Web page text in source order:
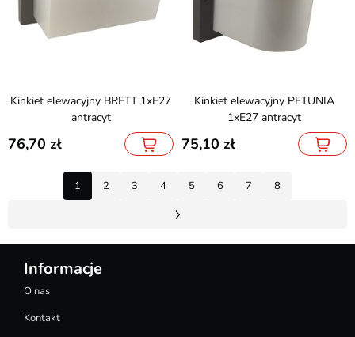
Kinkiet elewacyjny BRETT 1xE27
antracyt
76,70
Kinkiet elewacyjny PETUNIA
1xE27 antracyt
75,10
1 2 3 4 5 6 7 8
Informacje
O nas
Kontakt